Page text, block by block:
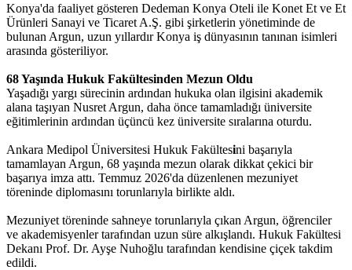
Konya'da faaliyet gösteren Dedeman Konya Oteli ile Konet Et ve Et
Ürünleri Sanayi ve Ticaret A.Ş. gibi şirketlerin yönetiminde de
bulunan Argun, uzun yıllardır Konya iş dünyasının tanınan isimleri
arasında gösteriliyor.
68 Yaşında Hukuk Fakültesinden Mezun Oldu
Yaşadığı yargı sürecinin ardından hukuka olan ilgisini akademik
alana taşıyan Nusret Argun, daha önce tamamladığı üniversite
eğitimlerinin ardından üçüncü kez üniversite sıralarına oturdu.
Ankara Medipol Üniversitesi Hukuk Fakültesini başarıyla
tamamlayan Argun, 68 yaşında mezun olarak dikkat çekici bir
başarıya imza attı. Temmuz 2026'da düzenlenen mezuniyet
töreninde diplomasını torunlarıyla birlikte aldı.
Mezuniyet töreninde sahneye torunlarıyla çıkan Argun, öğrenciler
ve akademisyenler tarafından uzun süre alkışlandı. Hukuk Fakültesi
Dekanı Prof. Dr. Ayşe Nuhoğlu tarafından kendisine çiçek takdim
edildi.